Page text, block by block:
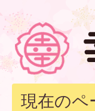
現在のペ